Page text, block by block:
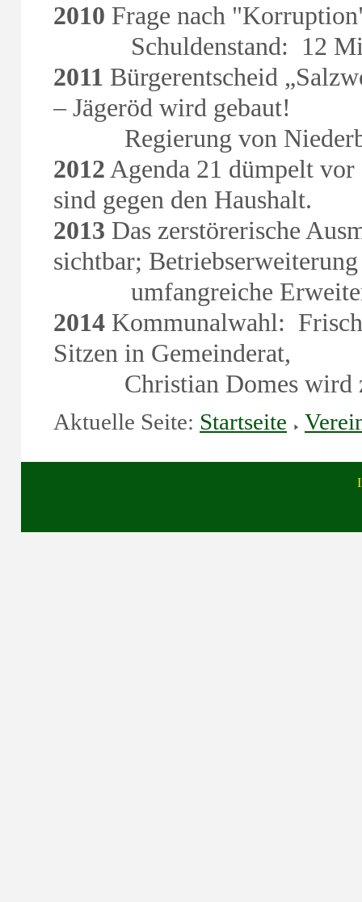
2010 Frage nach
Schuldenstand: 12
2011 Bürgerentscheid
– Jägeröd wird gebaut!
Regierung von
2012 Agenda 21 dümpelt
sind gegen den Haushalt.
2013 Das zerstörerische
sichtbar;
umfangreiche
2014 Kommunalwahl:
Sitzen in Gemeinderat,
Christian Domes wird
Aktuelle Seite: Startseite